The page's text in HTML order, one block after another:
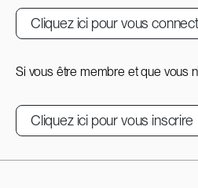
Cliquez ici pour vous
Si vous être membre et que vous
Cliquez ici pour vous inscrire